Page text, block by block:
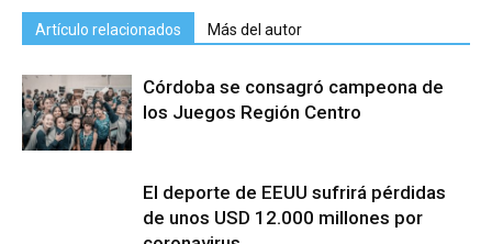
Artículo relacionados Más del autor
Córdoba se consagró campeona de
los Juegos Región Centro
El deporte de EEUU sufrirá pérdidas
de unos USD 12.000 millones por